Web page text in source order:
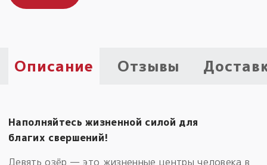
Безоплатная доставка
Описание Отзывы
Наполняйтесь жизненной силой для
благих свершений!
Девять озёр — это жизненные центры человека в